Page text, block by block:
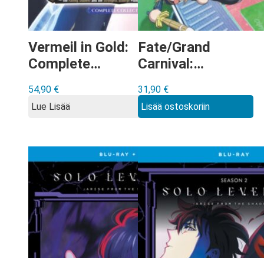
Vermeil in Gold:
Complete
ray Collector’s
Edition
54,90 €
Lue Lisää
Fate/Grand
Carnival:
Collection Blu-
ray Standard
31,90 €
Lisää ostoskoriin